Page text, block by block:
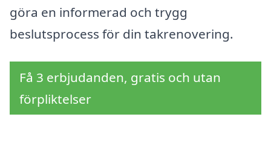
göra en informerad och trygg
beslutsprocess för din takrenovering.
Få 3 erbjudanden, gratis och utan
förpliktelser